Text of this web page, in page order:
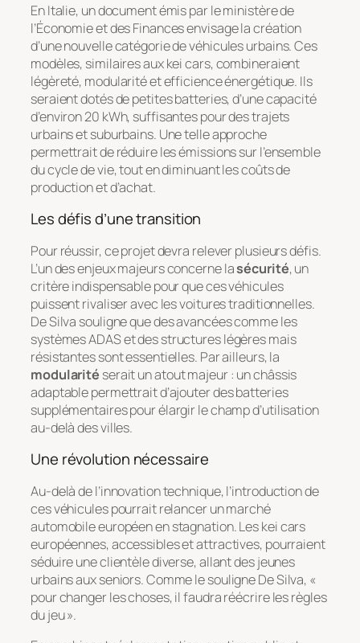
En Italie, un document émis par le ministère de
l’Économie et des Finances envisage la création
d’une nouvelle catégorie de véhicules urbains. Ces
modèles, similaires aux kei cars, combineraient
légèreté, modularité et efficience énergétique. Ils
seraient dotés de petites batteries, d’une capacité
d’environ 20 kWh, suffisantes pour des trajets
urbains et suburbains. Une telle approche
permettrait de réduire les émissions sur l’ensemble
du cycle de vie, tout en diminuant les coûts de
production et d’achat.
Les défis d’une transition
Pour réussir, ce projet devra relever plusieurs défis.
L’un des enjeux majeurs concerne lasécurité, un
critère indispensable pour que ces véhicules
puissent rivaliser avec les voitures traditionnelles.
De Silva souligne que des avancées comme les
systèmes ADAS et des structures légères mais
résistantes sont essentielles. Par ailleurs, la
modularité serait un atout majeur : un châssis
adaptable permettrait d’ajouter des batteries
supplémentaires pour élargir le champ d’utilisation
au-delà des villes.
Une révolution nécessaire
Au-delà de l’innovation technique, l’introduction de
ces véhicules pourrait relancer un marché
automobile européen en stagnation. Les kei cars
européennes, accessibles et attractives, pourraient
séduire une clientèle diverse, allant des jeunes
urbains aux seniors. Comme le souligne De Silva, «
pour changer les choses, il faudra réécrire les règles
du jeu ».